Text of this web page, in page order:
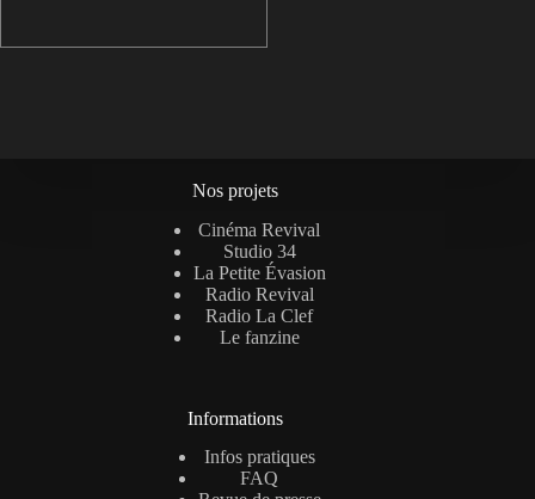
Nos projets
Cinéma Revival
Studio 34
La Petite Évasion
Radio Revival
Radio La Clef
Le fanzine
Informations
Infos pratiques
FAQ